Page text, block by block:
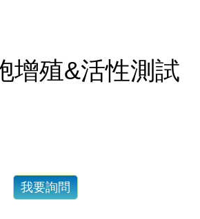
增殖&活性測試
我要詢問